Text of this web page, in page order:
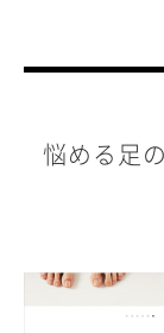
悩める足